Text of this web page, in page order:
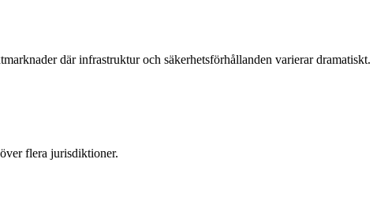
där infrastruktur och säkerhetsförhållanden varierar dramatiskt.
flera jurisdiktioner.